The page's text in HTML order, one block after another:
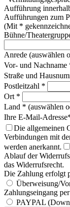
Aufführung
Aufführungen zum
(Mit *
Bühne/
Anrede (auswählen
Vor- und Nachname
Straße und
Postleitzahl *
Ort *
Land * (auswählen
Ihre E-Mail-
Die allgemeinen
Verbindungen mit
werden anerkannt.
Ablauf der
das Widerrufsrecht.
Die Zahlung erfolgt
Überweisung/
Zahlungseingang
PAYPAL